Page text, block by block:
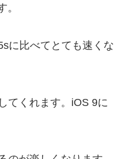
。
に比べてとても速くな
てくれます。iOS 9に